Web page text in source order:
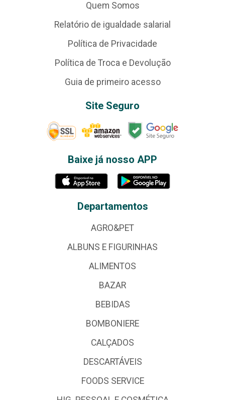
Quem Somos
Relatório de igualdade salarial
Política de Privacidade
Política de Troca e Devolução
Guia de primeiro acesso
Site Seguro
Baixe já nosso APP
Departamentos
AGRO&PET
ALBUNS E FIGURINHAS
ALIMENTOS
BAZAR
BEBIDAS
BOMBONIERE
CALÇADOS
DESCARTÁVEIS
FOODS SERVICE